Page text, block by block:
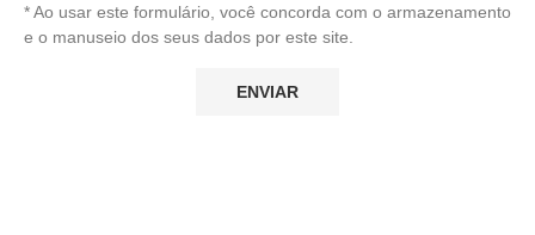
* Ao usar este formulário, você concorda com o armazenamento
e o manuseio dos seus dados por este site.